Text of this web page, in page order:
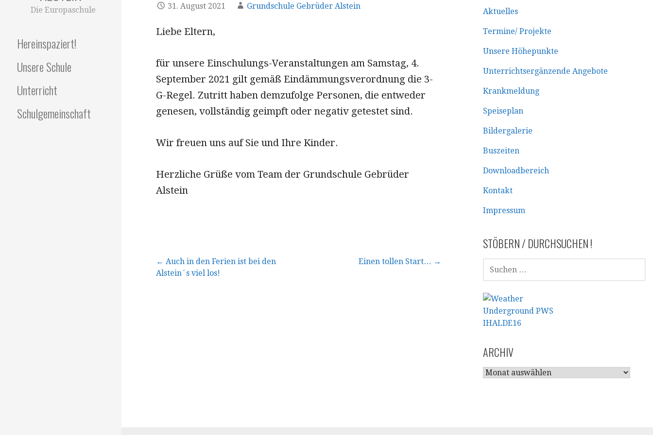
Die Europaschule
Hereinspaziert!
Unsere Schule
Unterricht
Schulgemeinschaft
31. August 2021 Grundschule Gebrüder Alstein
Liebe Eltern,
für unsere Einschulungs-Veranstaltungen am Samstag, 4.
September 2021 gilt gemäß Eindämmungsverordnung die 3-
G-Regel. Zutritt haben demzufolge Personen, die entweder
genesen, vollständig geimpft oder negativ getestet sind.
Wir freuen uns auf Sie und Ihre Kinder.
Herzliche Grüße vom Team der Grundschule Gebrüder
Alstein
Beitragsnavigation
← Auch in den Ferien ist bei den
Alstein´s viel los!
Einen tollen Start… →
Aktuelles
Termine/ Projekte
Unsere Höhepunkte
Unterrichtsergänzende Angebote
Krankmeldung
Speiseplan
Bildergalerie
Buszeiten
Downloadbereich
Kontakt
Impressum
STÖBERN / DURCHSUCHEN !
SUCHEN
NACH:
ARCHIV
ARCHIV